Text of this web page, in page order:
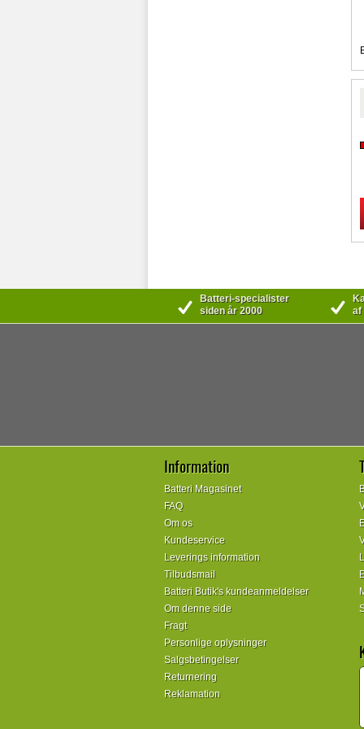
Batteri-specialister
siden år 2000
af
Information
Batteri Magasinet
FAQ
Om os
Kundeservice
Leverings information
Tilbudsmail
Batteri Butik's kundeanmeldelser
Om denne side
Fragt
Personlige oplysninger
Salgsbetingelser
Returnering
Reklamation